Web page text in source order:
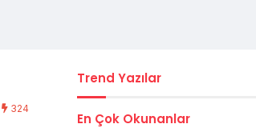
324
Trend Yazılar
En Çok Okunanlar